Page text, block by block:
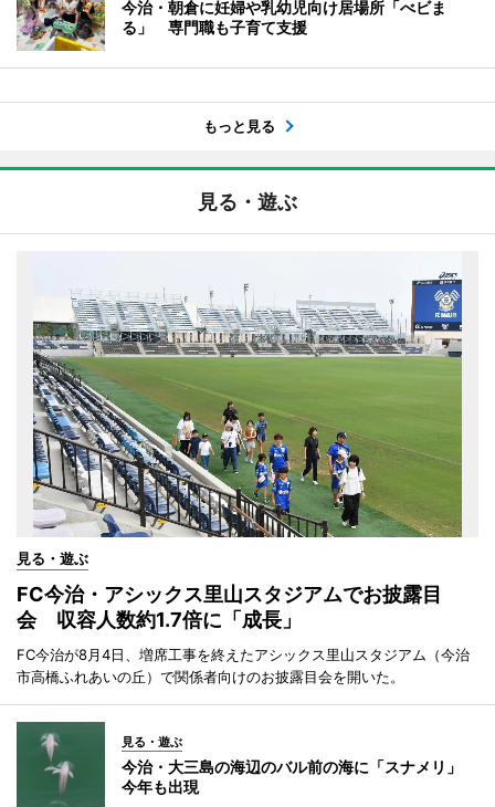
今治・朝倉に妊婦や乳幼児向け居場所「べビま
る」 専門職も子育て支援
もっと見る
見る・遊ぶ
見る・遊ぶ
FC今治・アシックス里山スタジアムでお披露目
会 収容人数約1.7倍に「成長」
FC今治が8月4日、増席工事を終えたアシックス里山スタジアム（今治
市高橋ふれあいの丘）で関係者向けのお披露目会を開いた。
見る・遊ぶ
今治・大三島の海辺のバル前の海に「スナメリ」
今年も出現